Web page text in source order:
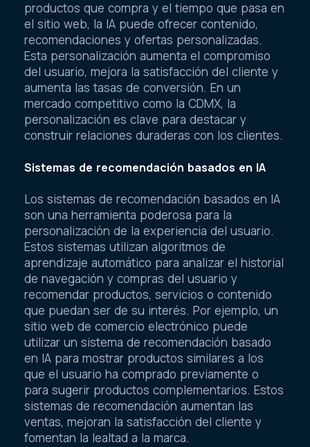
productos que compra y el tiempo que pasa en
el sitio web, la IA puede ofrecer contenido,
recomendaciones y ofertas personalizadas.
Esta personalización aumenta el compromiso
del usuario, mejora la satisfacción del cliente y
aumenta las tasas de conversión. En un
mercado competitivo como la CDMX, la
personalización es clave para destacar y
construir relaciones duraderas con los clientes.
Sistemas de recomendación basados en IA
Los sistemas de recomendación basados en IA
son una herramienta poderosa para la
personalización de la experiencia del usuario.
Estos sistemas utilizan algoritmos de
aprendizaje automático para analizar el historial
de navegación y compras del usuario y
recomendar productos, servicios o contenido
que puedan ser de su interés. Por ejemplo, un
sitio web de comercio electrónico puede
utilizar un sistema de recomendación basado
en IA para mostrar productos similares a los
que el usuario ha comprado previamente o
para sugerir productos complementarios. Estos
sistemas de recomendación aumentan las
ventas, mejoran la satisfacción del cliente y
fomentan la lealtad a la marca.